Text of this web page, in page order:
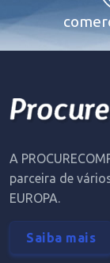
A
parceira de
EUROPA.
Saiba mais